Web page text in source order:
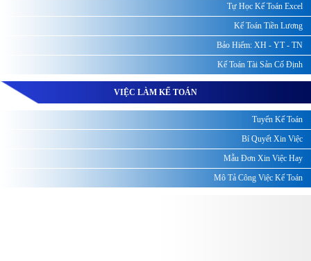
Tự Học Kế Toán Excel
Kế Toán Tiền Lương
Bảo Hiểm: XH - YT - TN
Kế Toán Tài Sản Cố Định
VIỆC LÀM KẾ TOÁN
Tuyển Kế Toán
Bí Quyết Xin Việc
Mẫu Đơn Xin Việc Hay
Mô Tả Công Việc Kế Toán